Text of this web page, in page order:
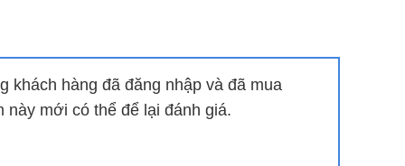
khách hàng đã đăng nhập và đã mua
này mới có thể để lại đánh giá.